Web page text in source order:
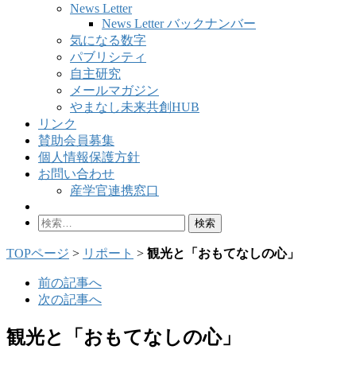
News Letter
News Letter バックナンバー
気になる数字
パブリシティ
自主研究
メールマガジン
やまなし未来共創HUB
リンク
賛助会員募集
個人情報保護方針
お問い合わせ
産学官連携窓口
検
TOPページ > リポート > 観光と「おもてなしの心」
前の記事へ
次の記事へ
観光と「おもてなしの心」